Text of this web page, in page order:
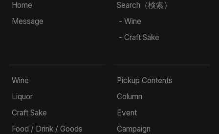
Home
Message
Search（検索）
- Wine
- Craft Sake
Wine
Liquor
Craft Sake
Food / Drink / Goods
Pickup Contents
Column
Event
Campaign